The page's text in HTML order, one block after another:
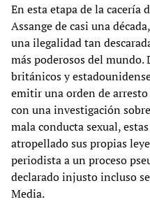
En esta etapa de la
Assange de casi una
una ilegalidad tan
más poderosos del mundo.
británicos y
emitir una orden de
con una investigación
mala conducta sexual,
atropellado sus propias
periodista a un proceso
declarado injusto incluso
Media.